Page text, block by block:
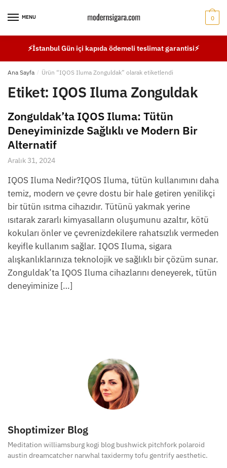
MENU 0
⚡İstanbul Gün içi kapıda ödemeli teslimat garantisi⚡
Ana Sayfa / Ürün “IQOS Iluma Zonguldak” olarak etiketlendi
Etiket: IQOS Iluma Zonguldak
Zonguldak’ta IQOS Iluma: Tütün
Deneyiminizde Sağlıklı ve Modern Bir
Alternatif
Aralık 31, 2024
IQOS Iluma Nedir?IQOS Iluma, tütün kullanımını daha
temiz, modern ve çevre dostu bir hale getiren yenilikçi
bir tütün ısıtma cihazıdır. Tütünü yakmak yerine
ısıtarak zararlı kimyasalların oluşumunu azaltır, kötü
kokuları önler ve çevrenizdekilere rahatsızlık vermeden
keyifle kullanım sağlar. IQOS Iluma, sigara
alışkanlıklarınıza teknolojik ve sağlıklı bir çözüm sunar.
Zonguldak’ta IQOS Iluma cihazlarını deneyerek, tütün
deneyiminize […]
Shoptimizer Blog
Meditation williamsburg kogi blog bushwick pitchfork polaroid
austin dreamcatcher narwhal taxidermy tofu gentrify aesthetic.